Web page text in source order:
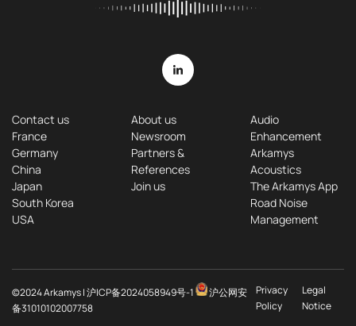
Contact us
France
Germany
China
Japan
South Korea
USA
About us
Newsroom
Partners &
References
Join us
Audio
Enhancement
Arkamys
Acoustics
The Arkamys App
Road Noise
Management
©2024 Arkamys |沪ICP备2024058949号-1
沪公网安
备31010102007758
Privacy
Policy
Legal
Notice